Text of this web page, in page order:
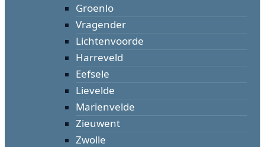
Groenlo
Vragender
Lichtenvoorde
Harreveld
Eefsele
Lievelde
Marienvelde
Zieuwent
Zwolle